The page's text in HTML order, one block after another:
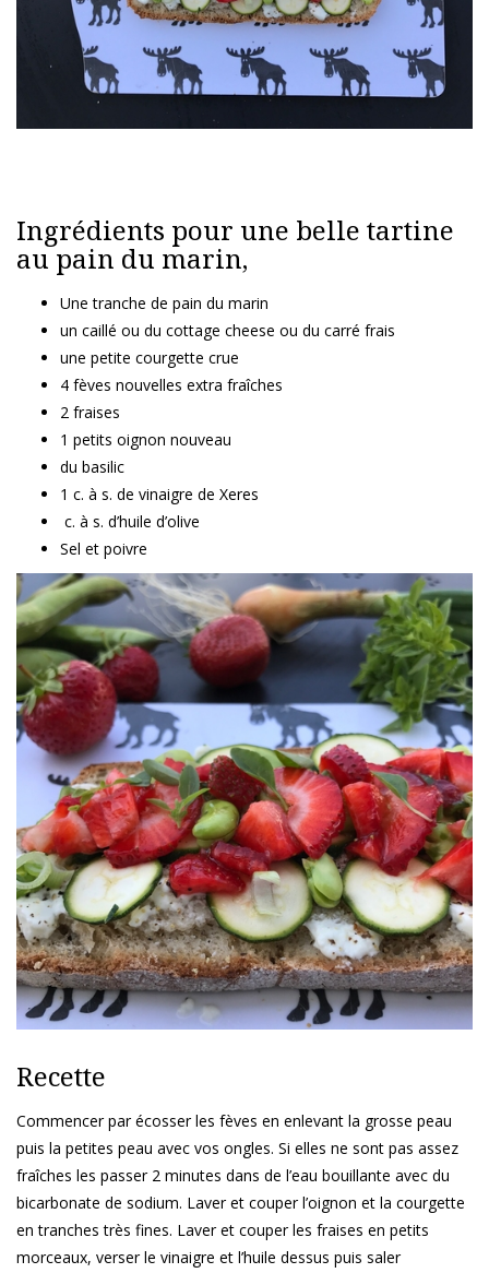
Ingrédients pour une belle tartine
au pain du marin,
Une tranche de pain du marin
un caillé ou du cottage cheese ou du carré frais
une petite courgette crue
4 fèves nouvelles extra fraîches
2 fraises
1 petits oignon nouveau
du basilic
1 c. à s. de vinaigre de Xeres
c. à s. d’huile d’olive
Sel et poivre
Recette
Commencer par écosser les fèves en enlevant la grosse peau
puis la petites peau avec vos ongles. Si elles ne sont pas assez
fraîches les passer 2 minutes dans de l’eau bouillante avec du
bicarbonate de sodium. Laver et couper l’oignon et la courgette
en tranches très fines. Laver et couper les fraises en petits
morceaux, verser le vinaigre et l’huile dessus puis saler